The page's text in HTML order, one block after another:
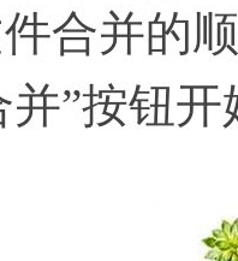
合并的
按钮开